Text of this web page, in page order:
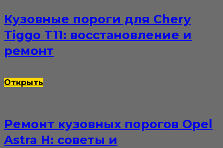
Кузовные пороги для Chery
Tiggo T11: восстановление и
ремонт
Открыть
Ремонт кузовных порогов Opel
Astra H: советы и